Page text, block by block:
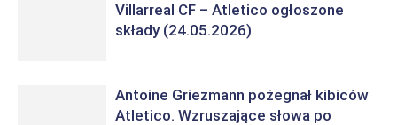
Villarreal CF – Atletico ogłoszone
składy (24.05.2026)
Antoine Griezmann pożegnał kibiców
Atletico. Wzruszające słowa po